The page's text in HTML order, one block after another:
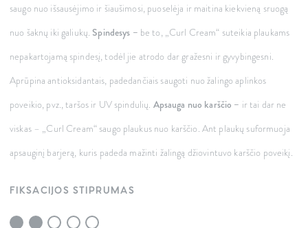
saugo nuo išsausėjimo ir šiaušimosi, puoselėja ir maitina kiekvieną sruogą
nuo šaknų iki galiukų.Spindesys – be to, „Curl Cream“ suteikia plaukams
nepakartojamą spindesį, todėl jie atrodo dar gražesni ir gyvybingesni.
Aprūpina antioksidantais, padedančiais saugoti nuo žalingo aplinkos
poveikio, pvz., taršos ir UV spindulių. Apsauga nuo karščio – ir tai dar ne
viskas – „Curl Cream“ saugo plaukus nuo karščio. Ant plaukų suformuoja
apsauginį barjerą, kuris padeda mažinti žalingą džiovintuvo karščio poveikį.
FIKSACIJOS STIPRUMAS